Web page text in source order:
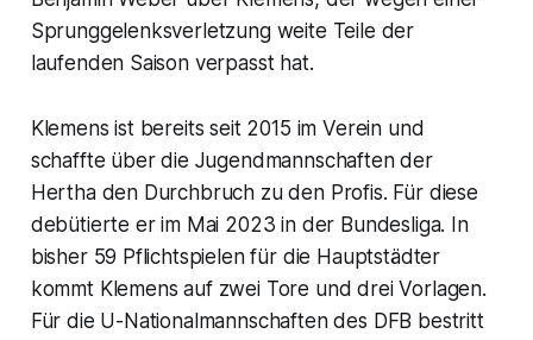
Sprunggelenksverletzung weite Teile der
laufenden Saison verpasst hat.
Klemens ist bereits seit 2015 im Verein und
schaffte über die Jugendmannschaften der
Hertha den Durchbruch zu den Profis. Für diese
debütierte er im Mai 2023 in der Bundesliga. In
bisher 59 Pflichtspielen für die Hauptstädter
kommt Klemens auf zwei Tore und drei Vorlagen.
Für die U-Nationalmannschaften des DFB bestritt